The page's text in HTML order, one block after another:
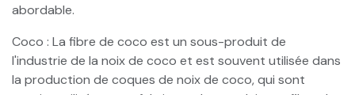
abordable.
Coco : La fibre de coco est un sous-produit de
l'industrie de la noix de coco et est souvent utilisée dans
la production de coques de noix de coco, qui sont